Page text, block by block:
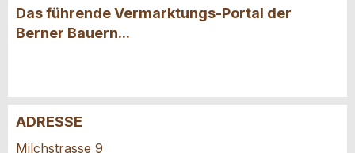
Das führende Vermarktungs-Portal der
Berner Bauern...
Annonces répréhensibles
Recommander l'annonce
ADRESSE
Milchstrasse 9